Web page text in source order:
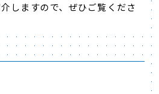
しますので、ぜひご覧くださ